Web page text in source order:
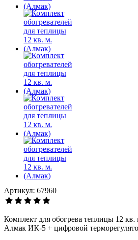
Артикул: 67960
Комплект для обогрева теплицы 12 кв.
Алмак ИК-5 + цифровой